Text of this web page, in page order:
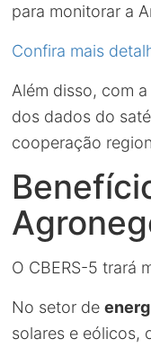
para monitorar a
Confira mais
Além disso, com
dos dados do
cooperação
O CBERS-5 trará
No setor de
solares e eólicos,